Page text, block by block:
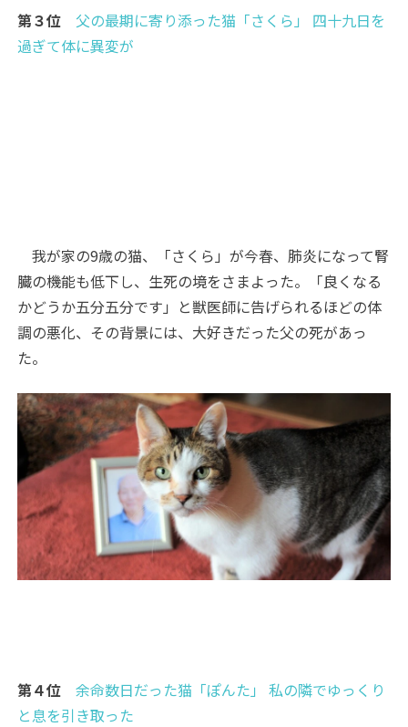
第３位
父の最期に寄り添った猫「さくら」 四十九日を
過ぎて体に異変が
我が家の9歳の猫、「さくら」が今春、肺炎になって腎
臓の機能も低下し、生死の境をさまよった。「良くなる
かどうか五分五分です」と獣医師に告げられるほどの体
調の悪化、その背景には、大好きだった父の死があっ
た。
第４位
余命数日だった猫「ぽんた」 私の隣でゆっくり
と息を引き取った